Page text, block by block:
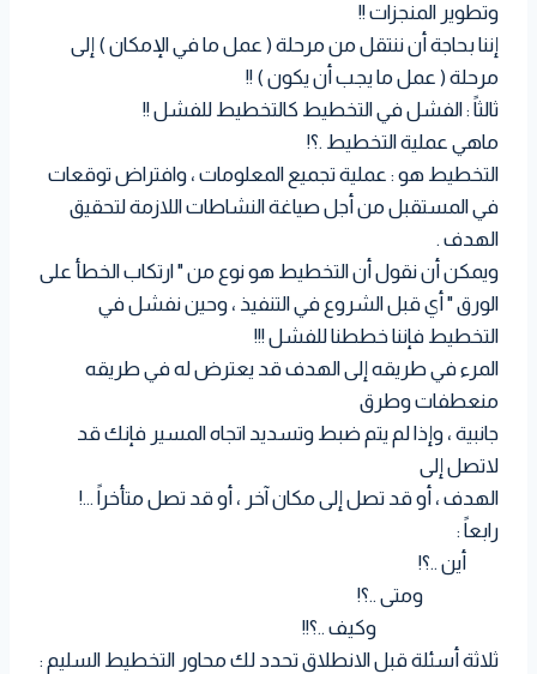
وتطوير المنجزات !!
إننا بحاجة أن ننتقل من مرحلة ( عمل ما في الإمكان ) إلى
مرحلة ( عمل ما يجب أن يكون ) !!
ثالثاً : الفشل في التخطيط كالتخطيط للفشل !!
ماهي عملية التخطيط .؟!
التخطيط هو : عملية تجميع المعلومات ، وافتراض توقعات
في المستقبل من أجل صياغة النشاطات اللازمة لتحقيق
الهدف .
ويمكن أن نقول أن التخطيط هو نوع من " ارتكاب الخطأ على
الورق " أي قبل الشروع في التنفيذ ، وحين نفشل في
التخطيط فإننا خططنا للفشل !!!
المرء في طريقه إلى الهدف قد يعترض له في طريقه
منعطفات وطرق
جانبية ، وإذا لم يتم ضبط وتسديد اتجاه المسير فإنك قد
لاتصل إلى
الهدف ، أو قد تصل إلى مكان آخر ، أو قد تصل متأخراً …!
رابعاً :
أين ..؟!
ومتى ..؟!
وكيف ..؟!!
ثلاثة أسئلة قبل الانطلاق تحدد لك محاور التخطيط السليم :